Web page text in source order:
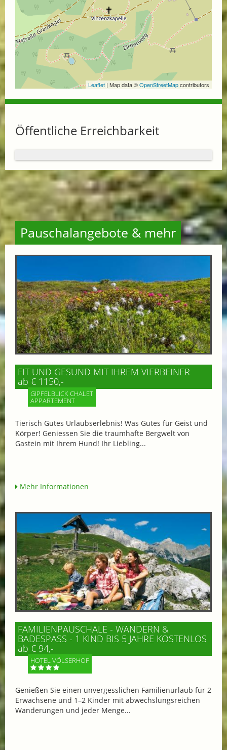
Leaflet | Map data ©OpenStreetMapcontributors
Öffentliche Erreichbarkeit
Pauschalangebote & mehr
FIT UND GESUND MIT IHREM VIERBEINER
ab € 1150,-
GIPFELBLICK CHALET
APPARTEMENT
Tierisch Gutes Urlaubserlebnis! Was Gutes für Geist und
Körper! Geniessen Sie die traumhafte Bergwelt von
Gastein mit Ihrem Hund! Ihr Liebling...
Mehr Informationen
FAMILIENPAUSCHALE - WANDERN &
BADESPASS - 1 KIND BIS 5 JAHRE KOSTENLOS
ab € 94,-
HOTEL VÖLSERHOF
Genießen Sie einen unvergesslichen Familienurlaub für 2
Erwachsene und 1–2 Kinder mit abwechslungsreichen
Wanderungen und jeder Menge...